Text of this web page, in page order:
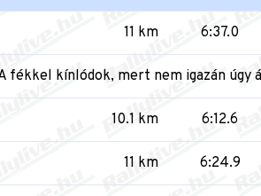
11 km 6:37.0
fékkel kínlódok, mert nem igazán úgy
10.1 km 6:12.6
11 km 6:24.9